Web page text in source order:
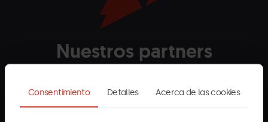
Consentimiento Detalles Acerca de las cookies
Nuestros partners
Turisme
Massana